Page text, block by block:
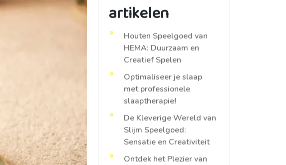
artikelen
Houten Speelgoed van
HEMA: Duurzaam en
Creatief Spelen
Optimaliseer je slaap
met professionele
slaaptherapie!
De Kleverige Wereld van
Slijm Speelgoed:
Sensatie en Creativiteit
Ontdek het Plezier van